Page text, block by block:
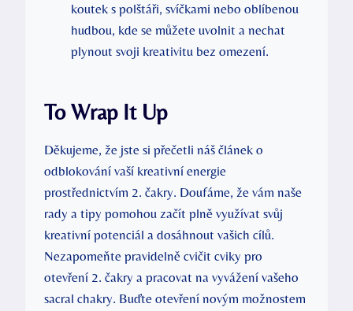
koutek s polštáři, svíčkami nebo⁢ oblíbenou
hudbou, kde se můžete uvolnit a nechat
plynout svoji kreativitu bez omezení.
To Wrap It Up
Děkujeme, že jste si přečetli náš ⁣článek o
odblokování vaší kreativní energie
prostřednictvím 2. čakry. Doufáme, že vám naše
rady a tipy pomohou začít plně‌ využívat svůj
kreativní⁢ potenciál a dosáhnout vašich cílů.
Nezapomeňte pravidelně cvičit cviky pro
otevření 2. čakry a pracovat na vyvážení⁢ vašeho
sacral chakry. ‌Buďte otevření novým možnostem